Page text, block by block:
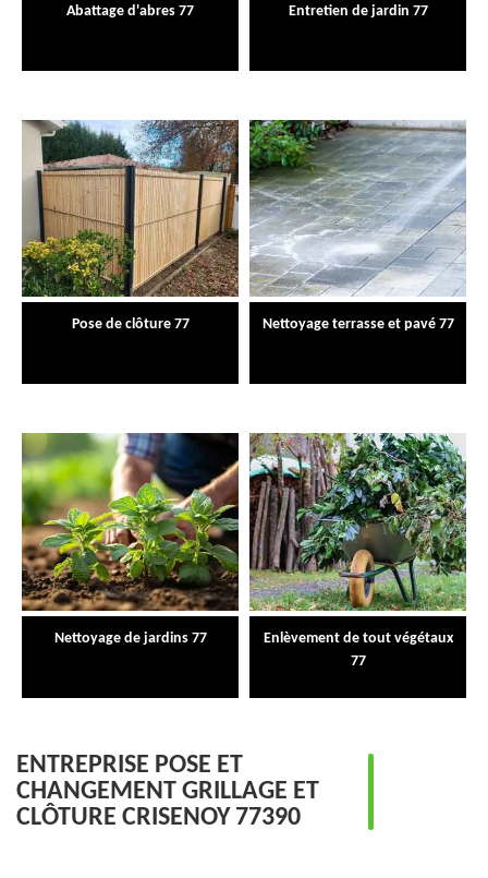
Abattage d'abres 77 Entretien de jardin 77
Pose de clôture 77 Nettoyage terrasse et pavé 77
Nettoyage de jardins 77
Enlèvement de tout végétaux
77
ENTREPRISE POSE ET
CHANGEMENT GRILLAGE ET
CLÔTURE CRISENOY 77390